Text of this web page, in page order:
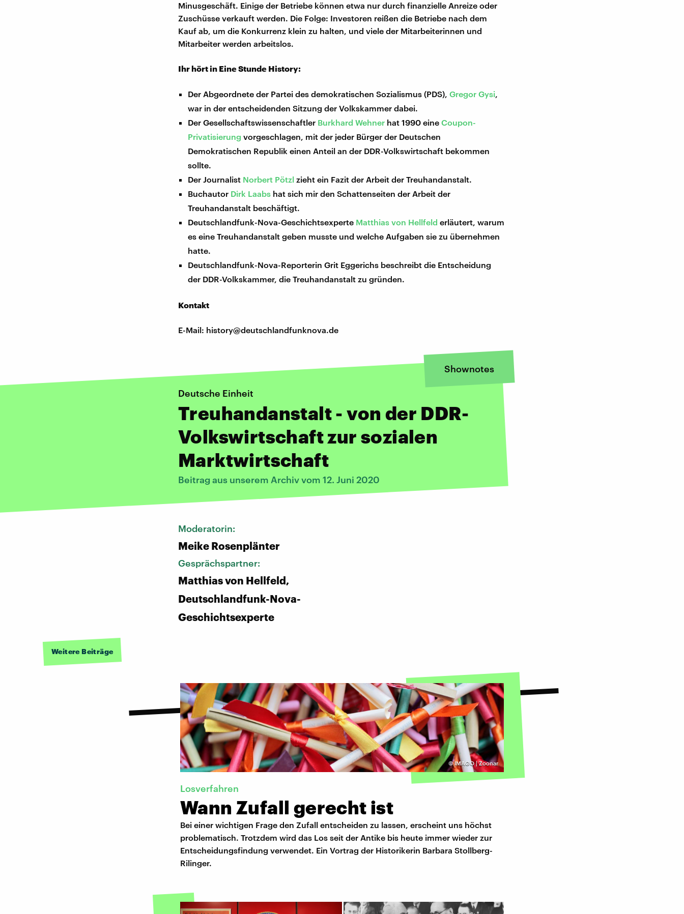
Minusgeschäft. Einige der Betriebe können etwa nur durch finanzielle Anreize oder
Zuschüsse verkauft werden. Die Folge: Investoren reißen die Betriebe nach dem
Kauf ab, um die Konkurrenz klein zu halten, und viele der Mitarbeiterinnen und
Mitarbeiter werden arbeitslos.
Ihr hört in Eine Stunde History:
Der Abgeordnete der Partei des demokratischen Sozialismus (PDS),Gregor Gysi,
war in der entscheidenden Sitzung der Volkskammer dabei.
Der Gesellschaftswissenschaftler Burkhard Wehner hat 1990 eineCoupon-
Privatisierung vorgeschlagen, mit der jeder Bürger der Deutschen
Demokratischen Republik einen Anteil an der DDR-Volkswirtschaft bekommen
sollte.
Der Journalist Norbert Pötzl zieht ein Fazit der Arbeit der Treuhandanstalt.
Buchautor Dirk Laabs hat sich mir den Schattenseiten der Arbeit der
Treuhandanstalt beschäftigt.
Deutschlandfunk-Nova-Geschichtsexperte Matthias von Hellfeld erläutert, warum
es eine Treuhandanstalt geben musste und welche Aufgaben sie zu übernehmen
hatte.
Deutschlandfunk-Nova-Reporterin Grit Eggerichs beschreibt die Entscheidung
der DDR-Volkskammer, die Treuhandanstalt zu gründen.
Kontakt
E-Mail: history@deutschlandfunknova.de
Shownotes
Deutsche Einheit
Treuhandanstalt - von der DDR-
Volkswirtschaft zur sozialen
Marktwirtschaft
Beitrag aus unserem Archiv vom 12. Juni 2020
Moderatorin:
Meike Rosenplänter
Gesprächspartner:
Matthias von Hellfeld,
Deutschlandfunk-Nova-
Geschichtsexperte
Weitere Beiträge
©IMAGO | Zoonar
Losverfahren
Wann Zufall gerecht ist
Bei einer wichtigen Frage den Zufall entscheiden zu lassen, erscheint uns höchst
problematisch. Trotzdem wird das Los seit der Antike bis heute immer wieder zur
Entscheidungsfindung verwendet. Ein Vortrag der Historikerin Barbara Stollberg-
Rilinger.